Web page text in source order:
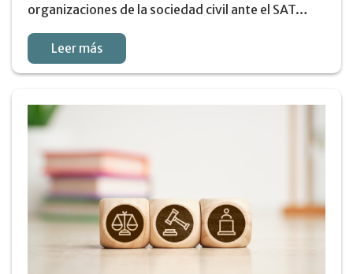
organizaciones de la sociedad civil ante el SAT…
Leer más